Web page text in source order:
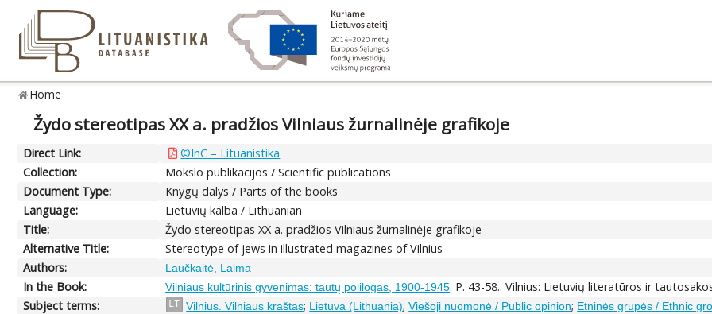
Home
Žydo stereotipas XX a. pradžios Vilniaus žurnalinėje grafikoje
Direct Link:
©InC – Lituanistika
Collection:
Mokslo publikacijos / Scientific publications
Document Type:
Knygų dalys / Parts of the books
Language:
Lietuvių kalba / Lithuanian
Title:
Žydo stereotipas XX a. pradžios Vilniaus žurnalinėje grafikoje
Alternative Title:
Stereotype of jews in illustrated magazines of Vilnius
Authors:
Laučkaitė, Laima
In the Book: Vilniaus kultūrinis gyvenimas: tautų polilogas, 1900-1945. P. 43-58.. Vilnius: Lietuvių literatūros ir
Subject terms:
LT Vilnius. Vilniaus kraštas; Lietuva (Lithuania);Viešoji nuomonė / Public opinion; Etninės grupės / Ethnic